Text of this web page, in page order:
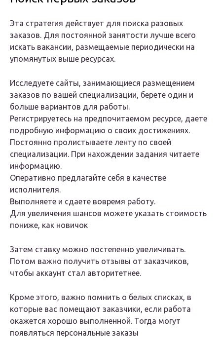
Эта стратегия действует для поиска разовых
заказов. Для постоянной занятости лучше всего
искать вакансии, размещаемые периодически на
упомянутых выше ресурсах.
Исследуете сайты, занимающиеся размещением
заказов по вашей специализации, берете один и
больше вариантов для работы.
Регистрируетесь на предпочитаемом ресурсе, даете
подробную информацию о своих достижениях.
Постоянно пролистываете ленту по своей
специализации. При нахождении задания читаете
информацию.
Оперативно предлагайте себя в качестве
исполнителя.
Выполняете и сдаете вовремя работу.
Для увеличения шансов можете указать стоимость
пониже, как новичок
Затем ставку можно постепенно увеличивать.
Потом важно получить отзывы от заказчиков,
чтобы аккаунт стал авторитетнее.
Кроме этого, важно помнить о белых списках, в
которые вас помещают заказчики, если работа
окажется хорошо выполненной. Тогда могут
появляться персональные заказы